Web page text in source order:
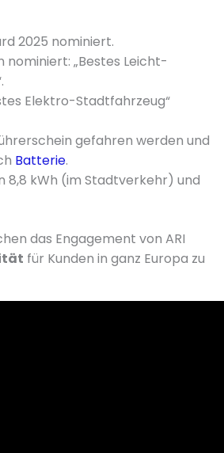
2025 nominiert.
nominiert: „Bestes Leicht-
Elektro-Stadtfahrzeug“
gefahren werden und
Batterie.
8,8 kWh (im Stadtverkehr) und
das Engagement von ARI
für Kunden in ganz Europa zu